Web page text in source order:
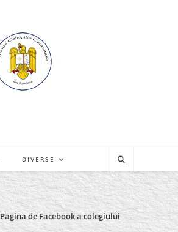
DIVERSE
Pagina de Facebook a colegiului